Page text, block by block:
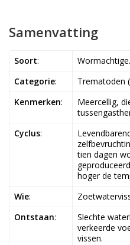
Samenvatting
Soort:
Wormachtige.
Categorie:
Trematoden
Kenmerken:
Meercellig,
Cyclus:
tien dagen
hoger de
Wie:
Ontstaan:
Slechte
verkeerde
vissen.